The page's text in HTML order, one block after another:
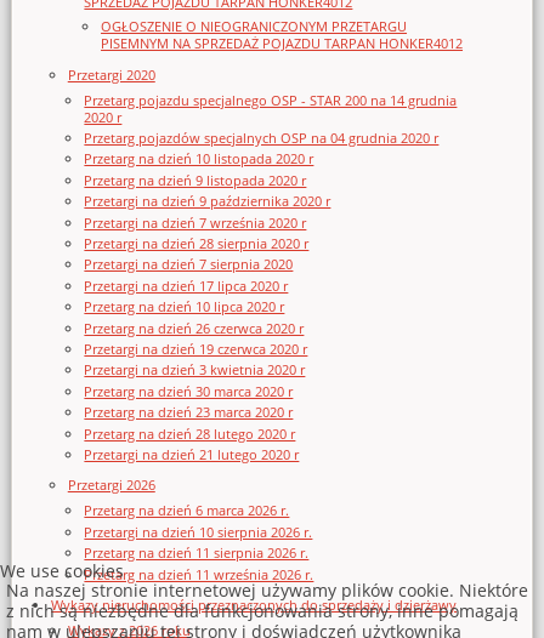
OGŁOSZENIE O NIEOGRANICZONYM PRZETARGU
PISEMNYM NA SPRZEDAŻ POJAZDU TARPAN HONKER4012
Przetargi 2020
Przetarg pojazdu specjalnego OSP - STAR 200 na 14 grudnia
2020 r
Przetarg pojazdów specjalnych OSP na 04 grudnia 2020 r
Przetarg na dzień 10 listopada 2020 r
Przetarg na dzień 9 listopada 2020 r
Przetargi na dzień 9 października 2020 r
Przetargi na dzień 7 września 2020 r
Przetargi na dzień 28 sierpnia 2020 r
Przetargi na dzień 7 sierpnia 2020
Przetargi na dzień 17 lipca 2020 r
Przetarg na dzień 10 lipca 2020 r
Przetarg na dzień 26 czerwca 2020 r
Przetargi na dzień 19 czerwca 2020 r
Przetargi na dzień 3 kwietnia 2020 r
Przetarg na dzień 30 marca 2020 r
Przetarg na dzień 23 marca 2020 r
Przetarg na dzień 28 lutego 2020 r
Przetargi na dzień 21 lutego 2020 r
Przetargi 2026
Przetarg na dzień 6 marca 2026 r.
Przetargi na dzień 10 sierpnia 2026 r.
Przetarg na dzień 11 sierpnia 2026 r.
Przetarg na dzień 11 września 2026 r.
Wykazy nieruchomości przeznaczonych do sprzedaży i dzierżawy
Wykazy z 2026 roku
We use cookies
Na naszej stronie internetowej używamy plików cookie. Niektóre
z nich są niezbędne dla funkcjonowania strony, inne pomagają
nam w ulepszaniu tej strony i doświadczeń użytkownika